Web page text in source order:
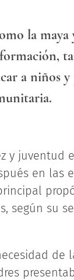
la
a niños
y juventud
en las
según su
de